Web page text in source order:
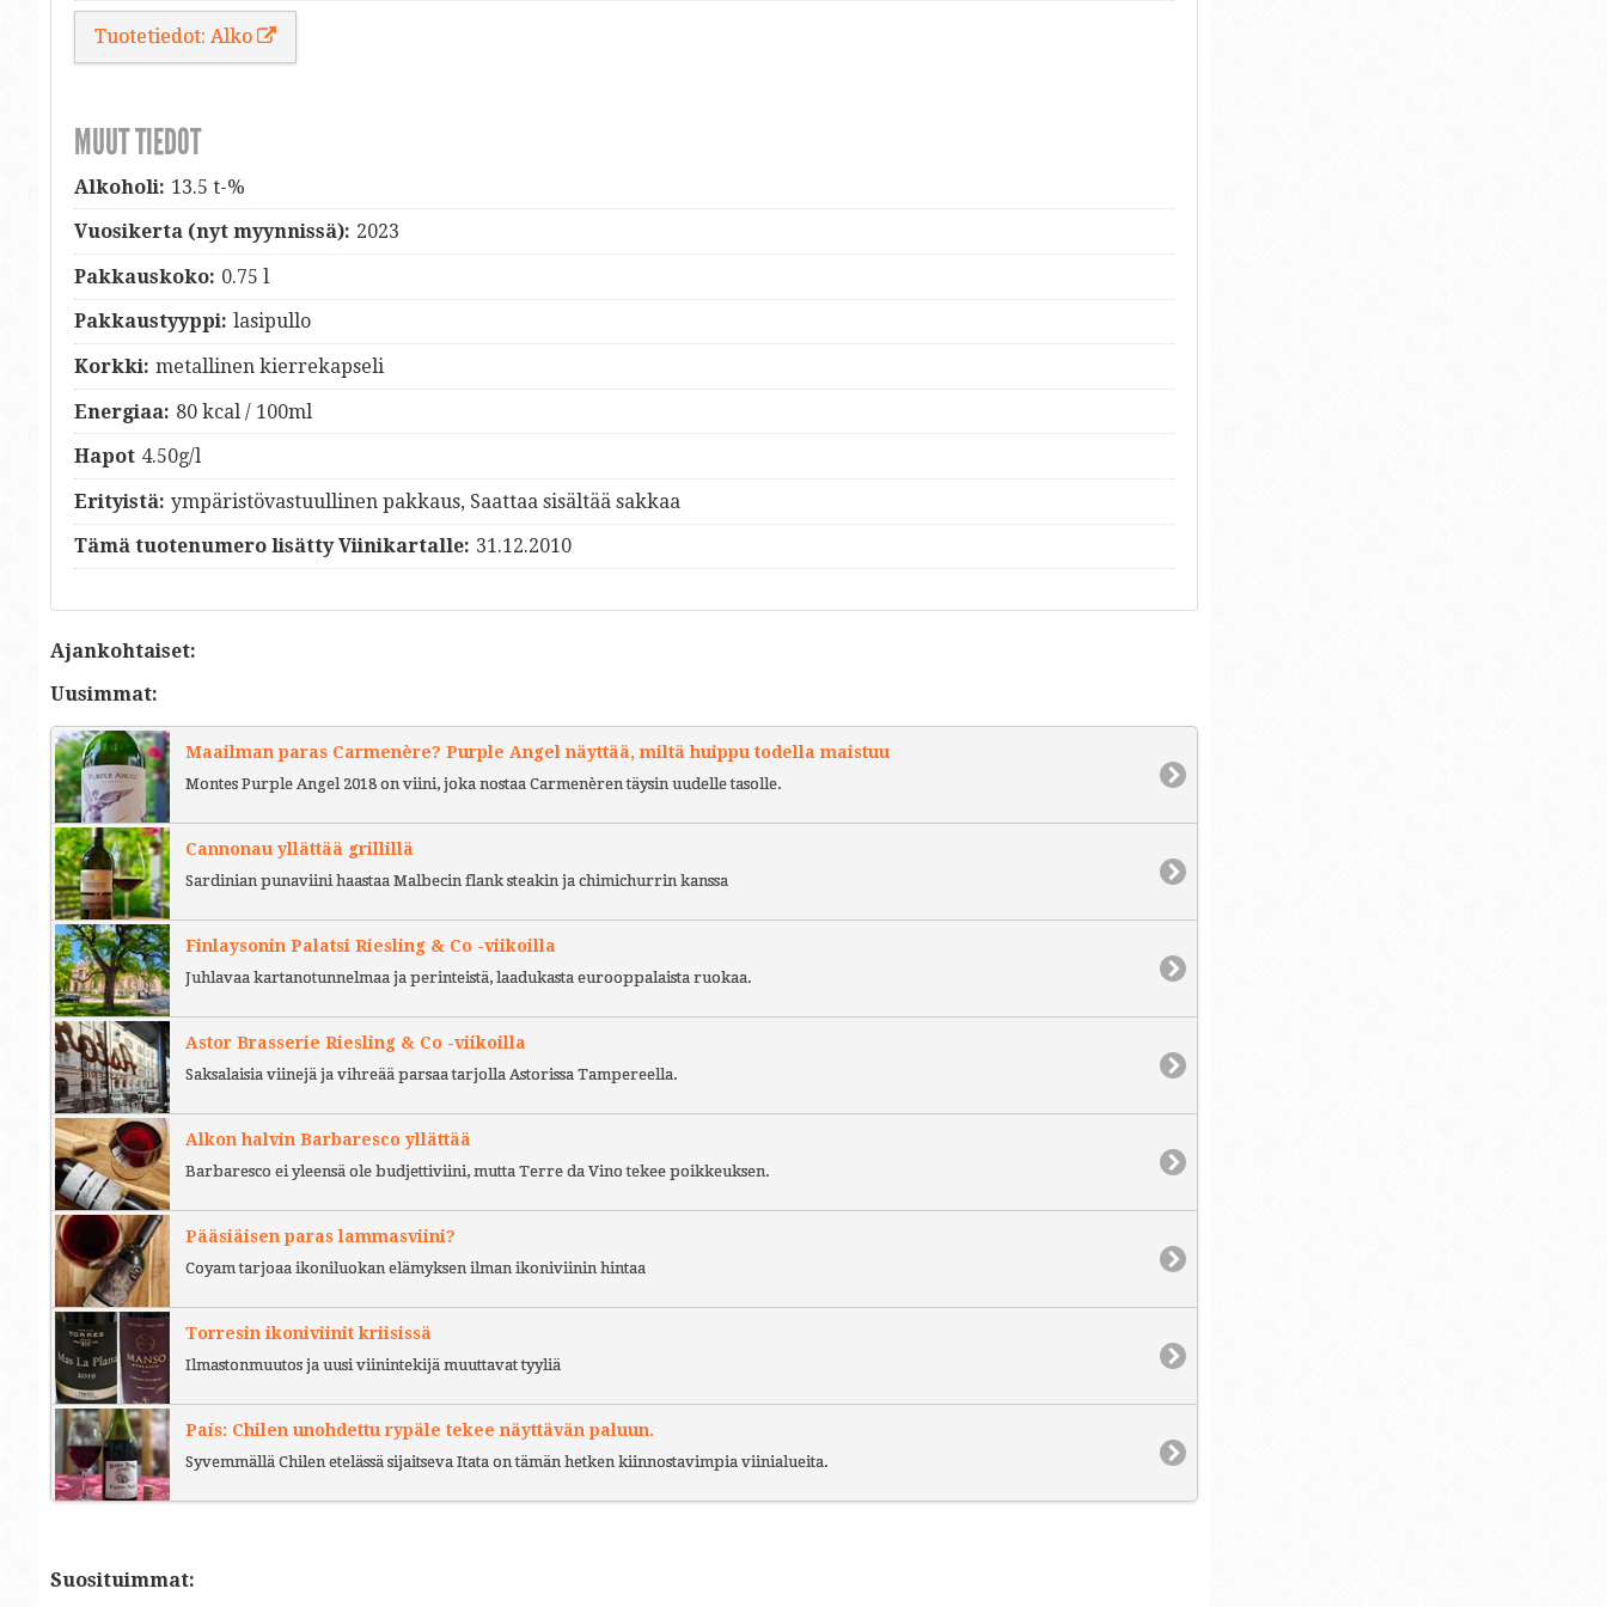
Tuotetiedot: Alko
MUUT TIEDOT
Alkoholi: 13.5 t-%
Vuosikerta (nyt myynnissä): 2023
Pakkauskoko: 0.75 l
Pakkaustyyppi: lasipullo
Korkki: metallinen kierrekapseli
Energiaa: 80 kcal / 100ml
Hapot 4.50g/l
Erityistä: ympäristövastuullinen pakkaus, Saattaa sisältää sakkaa
Tämä tuotenumero lisätty Viinikartalle: 31.12.2010
Ajankohtaiset:
Uusimmat:
Maailman paras Carmenère? Purple Angel näyttää, miltä huippu todella maistuu
Montes Purple Angel 2018 on viini, joka nostaa Carmenèren täysin uudelle tasolle.
Cannonau yllättää grillillä
Sardinian punaviini haastaa Malbecin flank steakin ja chimichurrin kanssa
Finlaysonin Palatsi Riesling & Co -viikoilla
Juhlavaa kartanotunnelmaa ja perinteistä, laadukasta eurooppalaista ruokaa.
Astor Brasserie Riesling & Co -viikoilla
Saksalaisia viinejä ja vihreää parsaa tarjolla Astorissa Tampereella.
Alkon halvin Barbaresco yllättää
Barbaresco ei yleensä ole budjettiviini, mutta Terre da Vino tekee poikkeuksen.
Pääsiäisen paras lammasviini?
Coyam tarjoaa ikoniluokan elämyksen ilman ikoniviinin hintaa
Torresin ikoniviinit kriisissä
Ilmastonmuutos ja uusi viinintekijä muuttavat tyyliä
País: Chilen unohdettu rypäle tekee näyttävän paluun.
Syvemmällä Chilen etelässä sijaitseva Itata on tämän hetken kiinnostavimpia viinialueita.
Suosituimmat: